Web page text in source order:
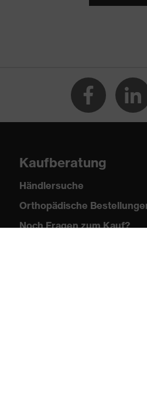
Kaufberatung
Händlersuche
Orthopädische
Noch Fragen zum Kauf?